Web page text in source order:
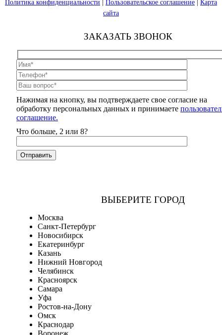
Политика конфиденциальности | Пользовательское соглашение | Карта
сайта
ЗАКАЗАТЬ ЗВОНОК
Нажимая на кнопку, вы подтверждаете свое согласие на
обработку персональных данных и принимаете
соглашение.
Что больше, 2 или 8?
ВЫБЕРИТЕ ГОРОД
Москва
Санкт-Петербург
Новосибирск
Екатеринбург
Казань
Нижний Новгород
Челябинск
Красноярск
Самара
Уфа
Ростов-на-Дону
Омск
Краснодар